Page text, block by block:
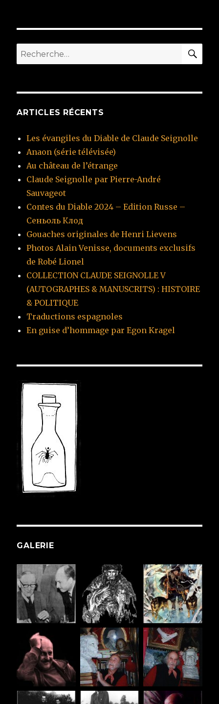
Recherche
pour
ARTICLES RÉCENTS
Les évangiles du Diable de Claude Seignolle
Anaon (série télévisée)
Au château de l’étrange
Claude Seignolle par Pierre-André
Sauvageot
Contes du Diable 2024 – Edition Russe –
Сеньоль Клод
Gouaches originales de Henri Lievens
Photos Alain Venisse, documents exclusifs
de Robé Lionel
COLLECTION CLAUDE SEIGNOLLE V
(AUTOGRAPHES & MANUSCRITS) : HISTOIRE
& POLITIQUE
Traductions espagnoles
En guise d’hommage par Egon Kragel
GALERIE